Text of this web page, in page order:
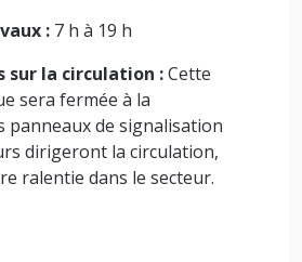
: 7 h à 19 h
sur la circulation :Cette
sera fermée à la
panneaux de signalisation
dirigeront la circulation,
ralentie dans le secteur.